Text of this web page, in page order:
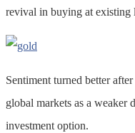
revival in buying at existing
Sentiment turned better
global markets as a weaker
investment option.